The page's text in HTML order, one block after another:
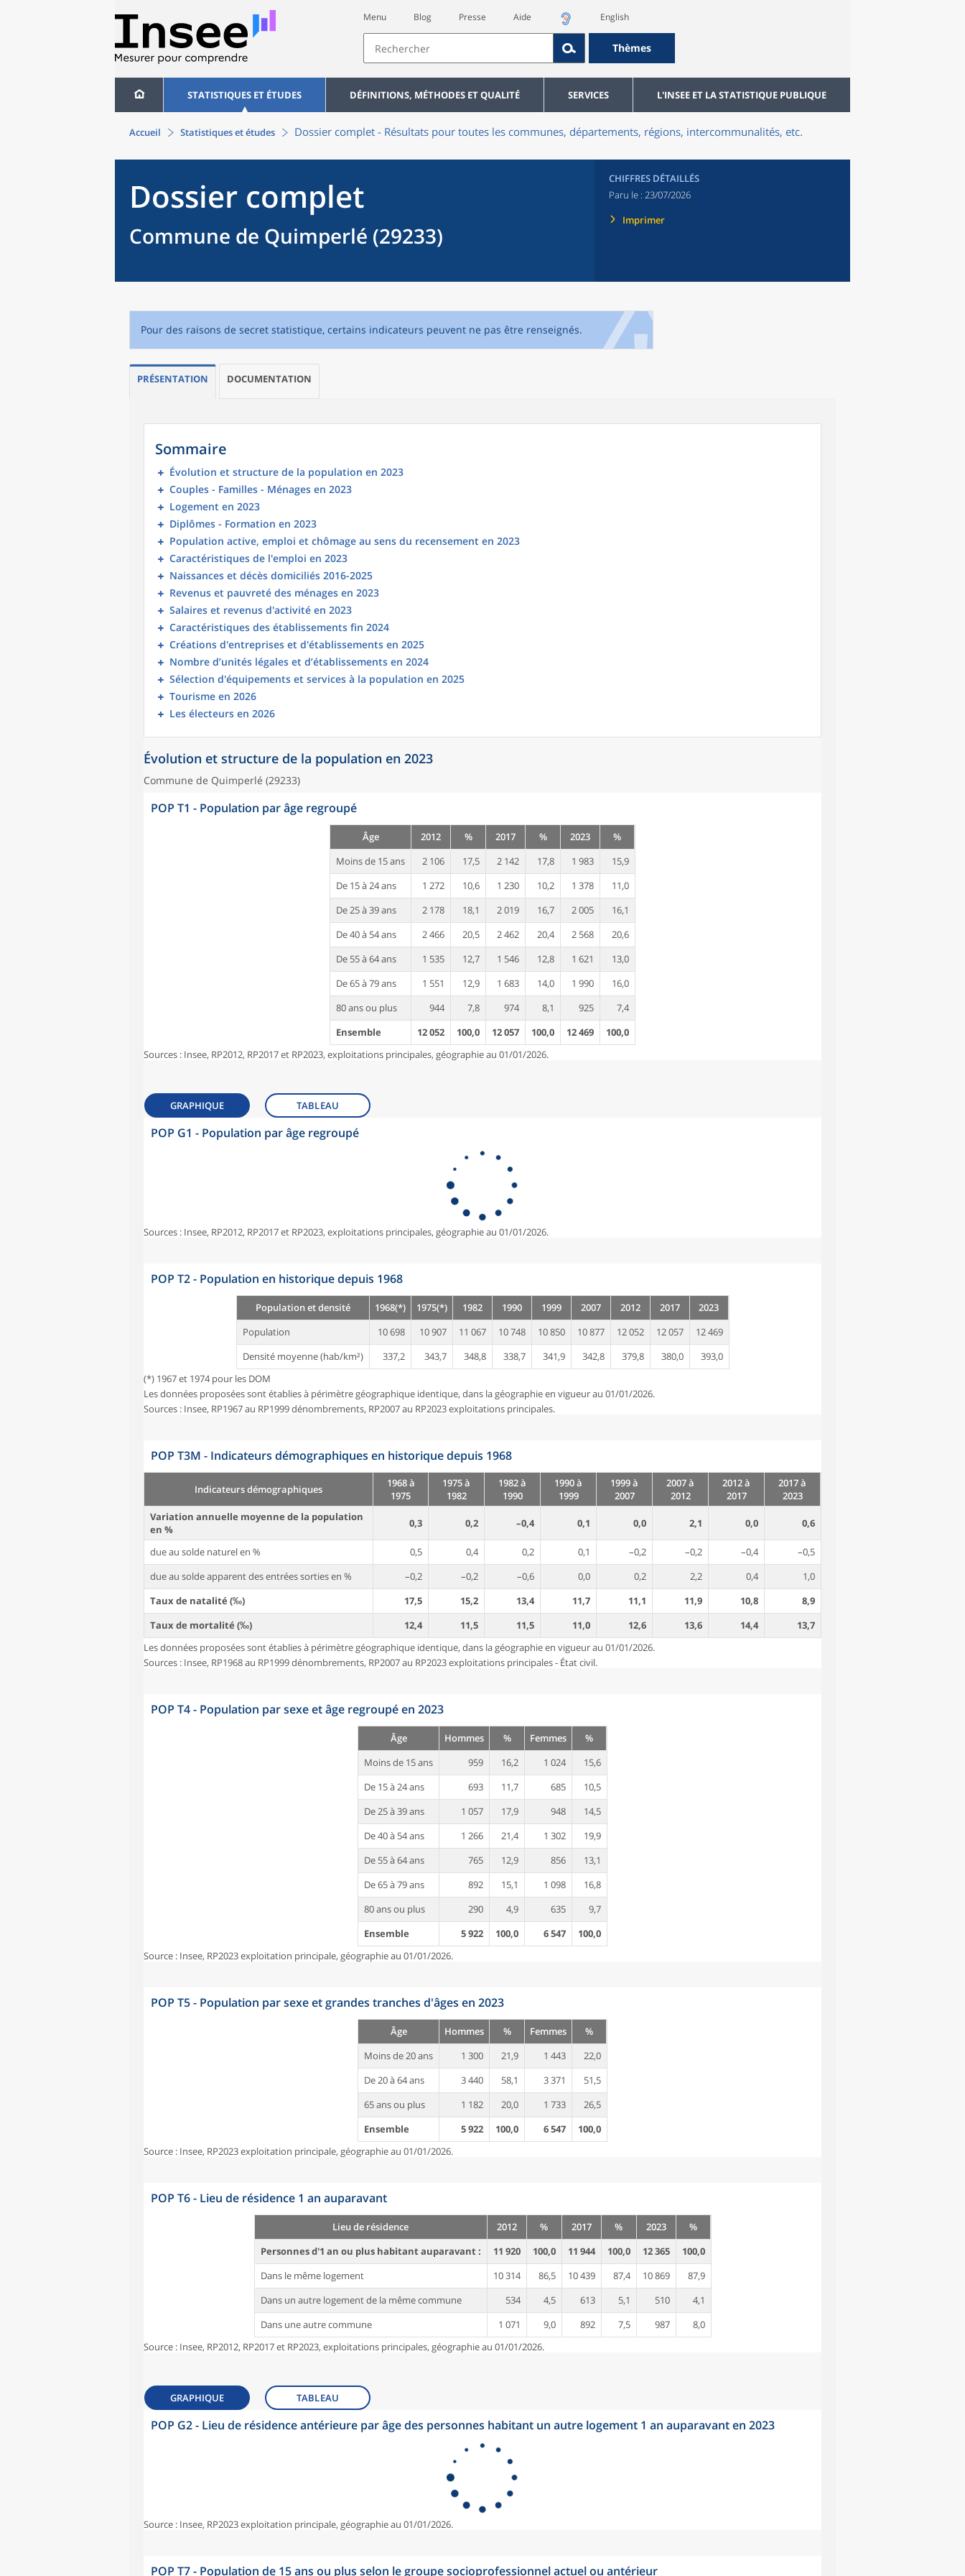
Menu Blog Presse Aide English
Thèmes
STATISTIQUES ET ÉTUDES DÉFINITIONS, MÉTHODES ET QUALITÉ SERVICES L'INSEE ET LA STATISTIQUE PUBLIQUE
Accueil Statistiques et études Dossier complet - Résultats pour toutes les communes, départements, régions, intercommunalités, etc.
Dossier complet
Commune de Quimperlé (29233)
CHIFFRES DÉTAILLÉS
Paru le : 23/07/2026
Imprimer
Pour des raisons de secret statistique, certains indicateurs peuvent ne pas être renseignés.
PRÉSENTATION DOCUMENTATION
Sommaire
Évolution et structure de la population en 2023
Couples - Familles - Ménages en 2023
Logement en 2023
Diplômes - Formation en 2023
Population active, emploi et chômage au sens du recensement en 2023
Caractéristiques de l'emploi en 2023
Naissances et décès domiciliés 2016-2025
Revenus et pauvreté des ménages en 2023
Salaires et revenus d'activité en 2023
Caractéristiques des établissements fin 2024
Créations d'entreprises et d'établissements en 2025
Nombre d’unités légales et d’établissements en 2024
Sélection d'équipements et services à la population en 2025
Tourisme en 2026
Les électeurs en 2026
Évolution et structure de la population en 2023
Commune de Quimperlé (29233)
POP T1 - Population par âge regroupé
Âge 2012 % 2017 % 2023
%
Moins de 15 ans
2 106 17,5 2 142 17,8 1 983
15,9
De 15 à 24 ans
1 272 10,6 1 230 10,2 1 378
11,0
De 25 à 39 ans
2 178 18,1 2 019 16,7 2 005
16,1
De 40 à 54 ans
2 466 20,5 2 462 20,4 2 568
20,6
De 55 à 64 ans
1 535 12,7 1 546 12,8 1 621
13,0
De 65 à 79 ans
1 551 12,9 1 683 14,0 1 990
16,0
80 ans ou plus
944 7,8 974 8,1 925
7,4
Ensemble
12 052 100,0 12 057 100,0 12 469
100,0
Sources : Insee, RP2012, RP2017 et RP2023, exploitations principales, géographie au 01/01/2026.
GRAPHIQUE TABLEAU
POP G1 - Population par âge regroupé
Sources : Insee, RP2012, RP2017 et RP2023, exploitations principales, géographie au 01/01/2026.
POP T2 - Population en historique depuis 1968
Population et densité 1968(*) 1975(*) 1982 1990 1999 2007 2012 2017
2023
Population
10 698 10 907 11 067 10 748 10 850 10 877 12 052 12 057
12 469
Densité moyenne (hab/km²)
337,2 343,7 348,8 338,7 341,9 342,8 379,8 380,0
393,0
(*) 1967 et 1974 pour les DOM
Les données proposées sont établies à périmètre géographique identique, dans la géographie en vigueur au 01/01/2026.
Sources : Insee, RP1967 au RP1999 dénombrements, RP2007 au RP2023 exploitations principales.
POP T3M - Indicateurs démographiques en historique depuis 1968
Indicateurs démographiques
1968 à
1975
1975 à
1982
1982 à
1990
1990 à
1999
1999 à
2007
2007 à
2012
2012 à
2017
2017 à
2023
Variation annuelle moyenne de la population
en %
0,3 0,2 –0,4 0,1 0,0 2,1 0,0 0,6
due au solde naturel en % 0,5 0,4 0,2 0,1 –0,2 –0,2 –0,4
–0,5
due au solde apparent des entrées sorties en %
–0,2 –0,2 –0,6 0,0 0,2 2,2 0,4
1,0
Taux de natalité (‰)
17,5 15,2 13,4 11,7 11,1 11,9 10,8
8,9
Taux de mortalité (‰)
12,4 11,5 11,5 11,0 12,6 13,6 14,4
13,7
Les données proposées sont établies à périmètre géographique identique, dans la géographie en vigueur au 01/01/2026.
Sources : Insee, RP1968 au RP1999 dénombrements, RP2007 au RP2023 exploitations principales - État civil.
POP T4 - Population par sexe et âge regroupé en 2023
Âge Hommes % Femmes
%
Moins de 15 ans
959 16,2 1 024
15,6
De 15 à 24 ans
693 11,7 685
10,5
De 25 à 39 ans
1 057 17,9 948
14,5
De 40 à 54 ans
1 266 21,4 1 302
19,9
De 55 à 64 ans
765 12,9 856
13,1
De 65 à 79 ans
892 15,1 1 098
16,8
80 ans ou plus
290 4,9 635
9,7
Ensemble
5 922 100,0 6 547
100,0
Source : Insee, RP2023 exploitation principale, géographie au 01/01/2026.
POP T5 - Population par sexe et grandes tranches d'âges en 2023
Âge Hommes % Femmes
%
Moins de 20 ans
1 300 21,9 1 443
22,0
De 20 à 64 ans
3 440 58,1 3 371
51,5
65 ans ou plus
1 182 20,0 1 733
26,5
Ensemble
5 922 100,0 6 547
100,0
Source : Insee, RP2023 exploitation principale, géographie au 01/01/2026.
POP T6 - Lieu de résidence 1 an auparavant
Lieu de résidence 2012 % 2017 % 2023
%
Personnes d'1 an ou plus habitant auparavant :
11 920 100,0 11 944 100,0 12 365
100,0
Dans le même logement
10 314 86,5 10 439 87,4 10 869
87,9
Dans un autre logement de la même commune
534 4,5 613 5,1 510
4,1
Dans une autre commune
1 071 9,0 892 7,5 987
8,0
Source : Insee, RP2012, RP2017 et RP2023, exploitations principales, géographie au 01/01/2026.
GRAPHIQUE TABLEAU
POP G2 - Lieu de résidence antérieure par âge des personnes habitant un autre logement 1 an auparavant en 2023
Source : Insee, RP2023 exploitation principale, géographie au 01/01/2026.
POP T7 - Population de 15 ans ou plus selon le groupe socioprofessionnel actuel ou antérieur